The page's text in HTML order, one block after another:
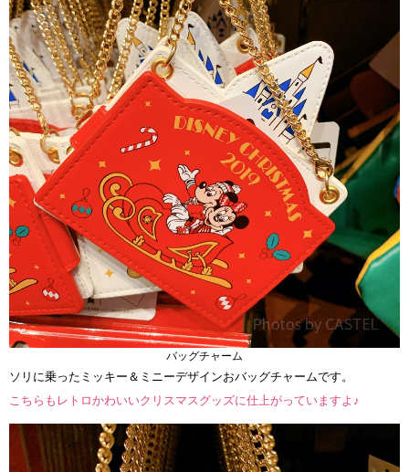
バッグチャーム
ソリに乗ったミッキー＆ミニーデザインおバッグチャームです。
こちらもレトロかわいいクリスマスグッズに仕上がっていますよ♪